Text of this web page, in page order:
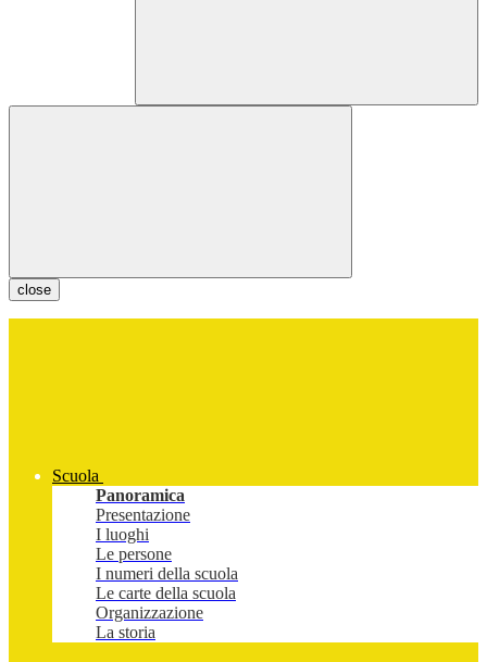
close
Scuola
Panoramica
Presentazione
I luoghi
Le persone
I numeri della scuola
Le carte della scuola
Organizzazione
La storia